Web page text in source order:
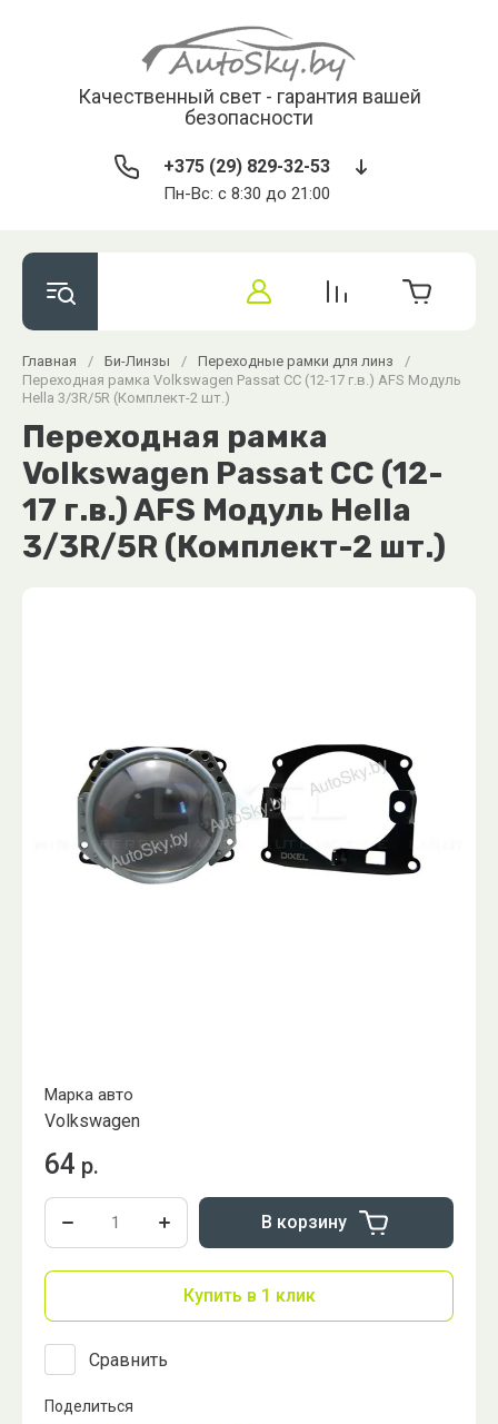
Качественный свет - гарантия вашей
безопасности
+375 (29) 829-32-53
Пн-Вс: с 8:30 до 21:00
Главная / Би-Линзы / Переходные рамки для линз
/
Переходная рамка Volkswagen Passat CC (12-17 г.в.) AFS Модуль
Hella 3/3R/5R (Комплект-2 шт.)
Переходная рамка
Volkswagen Passat CC (12-
17 г.в.) AFS Модуль Hella
3/3R/5R (Комплект-2 шт.)
Марка авто
Volkswagen
64 р.
В корзину
Купить в 1 клик
Сравнить
Поделиться